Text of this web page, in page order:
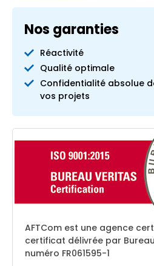
Nos garanties
Réactivité
Qualité optimale
Confidentialité absolue
vos projets
AFTCom est une agence
certificat délivrée par
numéro FR061595-1